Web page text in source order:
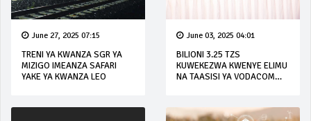
June 27, 2025 07:15
TRENI YA KWANZA SGR YA
MIZIGO IMEANZA SAFARI
YAKE YA KWANZA LEO
June 03, 2025 04:01
BILIONI 3.25 TZS
KUWEKEZWA KWENYE ELIMU
NA TAASISI YA VODACOM